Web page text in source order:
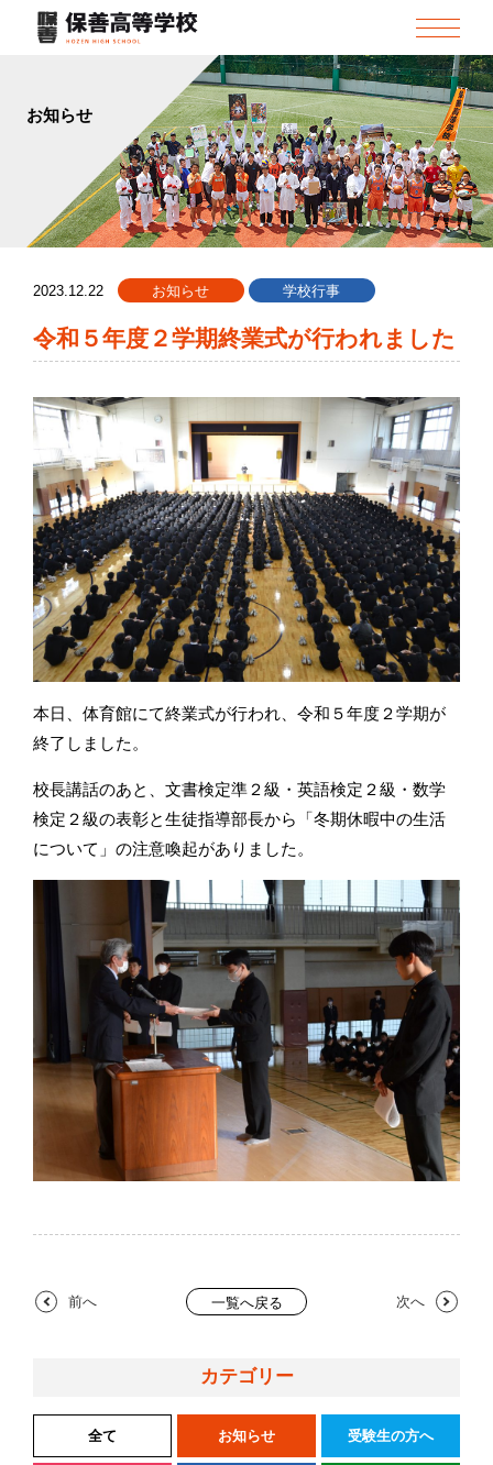
お知らせ
2023.12.22 お知らせ 学校行事
令和５年度２学期終業式が行われました
本日、体育館にて終業式が行われ、令和５年度２学期が
終了しました。
校長講話のあと、文書検定準２級・英語検定２級・数学
検定２級の表彰と生徒指導部長から「冬期休暇中の生活
について」の注意喚起がありました。
前へ 一覧へ戻る 次へ
カテゴリー
全て お知らせ 受験生の方へ